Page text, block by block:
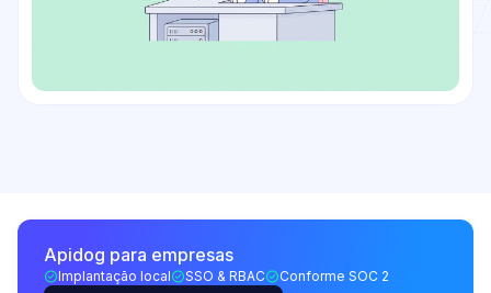
Apidog para empresas
Implantação local SSO & RBAC Conforme SOC 2